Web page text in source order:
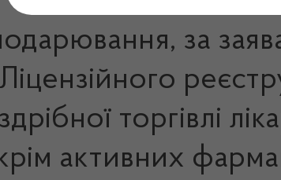
за
торгівлі
активних